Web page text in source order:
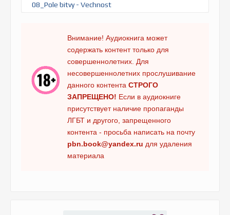
08_Pole bitvy - Vechnost
10_Pole bitvy - Vechnost
11_Pole bitvy - Vechnost
12_Pole bitvy - Vechnost
13_Pole bitvy - Vechnost
14_Pole bitvy - Vechnost
16_Pole bitvy - Vechnost
17_Pole bitvy - Vechnost
Внимание! Аудиокнига может
содержать контент только для
совершеннолетних. Для
несовершеннолетних прослушивание
данного контента СТРОГО
ЗАПРЕЩЕНО! Если в аудиокниге
присутствует наличие пропаганды
ЛГБТ и другого, запрещенного
контента - просьба написать на почту
pbn.book@yandex.ru для удаления
материала